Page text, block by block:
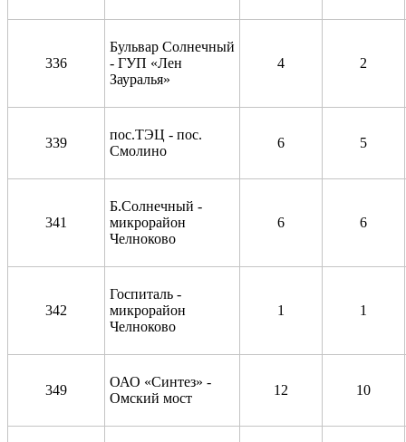
336
Бульвар Солнечный
- ГУП «Лен
Зауралья»
4 2
339
пос.ТЭЦ - пос.
Смолино
6 5
341
Б.Солнечный -
микрорайон
Челноково
6 6
342
Госпиталь -
микрорайон
Челноково
1 1
349
ОАО «Синтез» -
Омский мост
12 10